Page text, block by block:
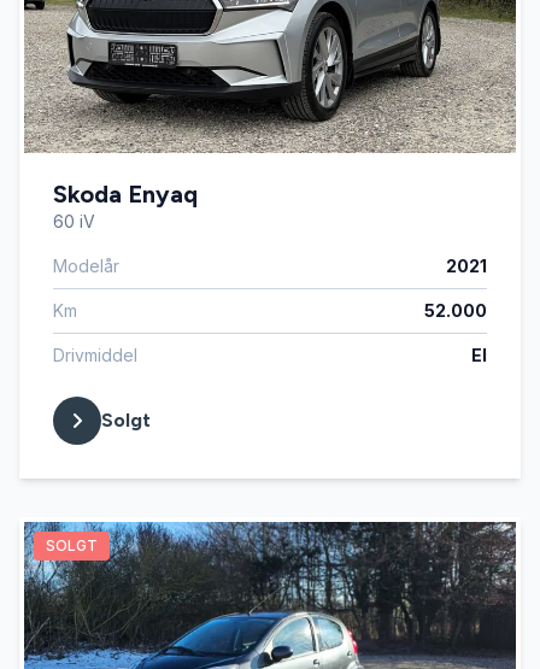
Skoda Enyaq
60 iV
Modelår 2021
Km 52.000
Drivmiddel El
Solgt
SOLGT